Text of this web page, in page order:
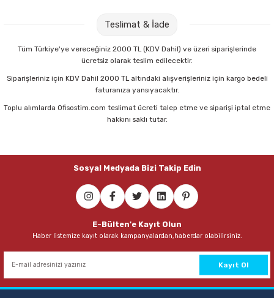
Teslimat & İade
Tüm Türkiye'ye vereceğiniz 2000 TL (KDV Dahil) ve üzeri siparişlerinde
ücretsiz olarak teslim edilecektir.
Siparişleriniz için KDV Dahil 2000 TL altındaki alışverişleriniz için kargo bedeli
faturanıza yansıyacaktır.
Toplu alımlarda Ofisostim.com teslimat ücreti talep etme ve siparişi iptal etme
hakkını saklı tutar.
Sosyal Medyada Bizi Takip Edin
E-Bülten'e Kayıt Olun
Haber listemize kayıt olarak kampanyalardan,haberdar olabilirsiniz.
Kayıt Ol